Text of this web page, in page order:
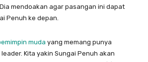
mendoakan agar pasangan ini dapat
Penuh ke depan.
muda yang memang punya
Kita yakin Sungai Penuh akan